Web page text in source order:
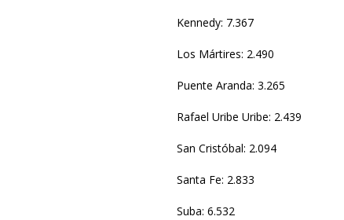
Kennedy: 7.367
Los Mártires: 2.490
Puente Aranda: 3.265
Rafael Uribe Uribe: 2.439
San Cristóbal: 2.094
Santa Fe: 2.833
Suba: 6.532